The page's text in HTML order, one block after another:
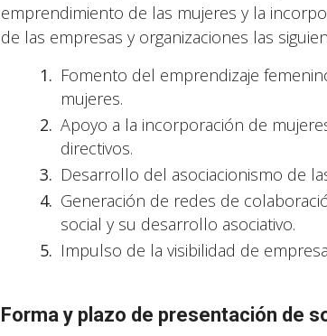
emprendimiento de las mujeres y la
de las empresas y organizaciones las
Fomento del emprendizaje
mujeres.
Apoyo a la incorporación de
directivos.
Desarrollo del asociacionismo de
Generación de redes de
social y su desarrollo asociativo.
Impulso de la visibilidad de
Forma y plazo de presentación de